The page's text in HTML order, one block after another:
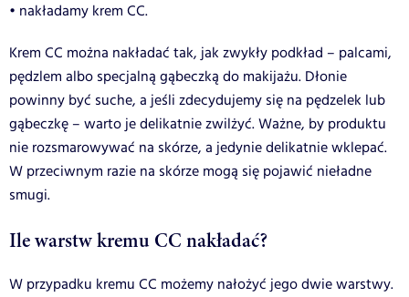
• nakładamy krem CC.
Krem CC można nakładać tak, jak zwykły podkład – palcami,
pędzlem albo specjalną gąbeczką do makijażu. Dłonie
powinny być suche, a jeśli zdecydujemy się na pędzelek lub
gąbeczkę – warto je delikatnie zwilżyć. Ważne, by produktu
nie rozsmarowywać na skórze, a jedynie delikatnie wklepać.
W przeciwnym razie na skórze mogą się pojawić nieładne
smugi.
Ile warstw kremu CC nakładać?
W przypadku kremu CC możemy nałożyć jego dwie warstwy.